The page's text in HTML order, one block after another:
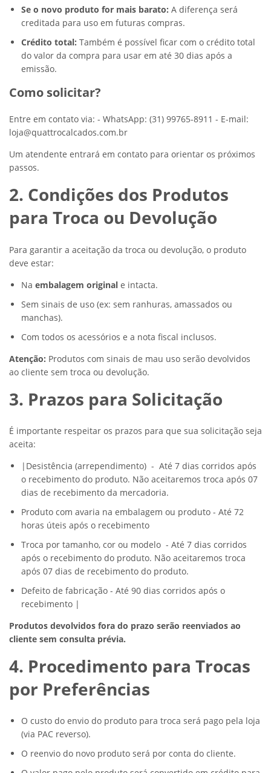
Se o novo produto for mais barato: A diferença será
creditada para uso em futuras compras.
Crédito total: Também é possível ficar com o crédito total
do valor da compra para usar em até 30 dias após a
emissão.
Como solicitar?
Entre em contato via: - WhatsApp: (31) 99765-8911 - E-mail:
loja@quattrocalcados.com.br
Um atendente entrará em contato para orientar os próximos
passos.
2. Condições dos Produtos
para Troca ou Devolução
Para garantir a aceitação da troca ou devolução, o produto
deve estar:
Na embalagem original e intacta.
Sem sinais de uso (ex: sem ranhuras, amassados ou
manchas).
Com todos os acessórios e a nota fiscal inclusos.
Atenção: Produtos com sinais de mau uso serão devolvidos
ao cliente sem troca ou devolução.
3. Prazos para Solicitação
É importante respeitar os prazos para que sua solicitação seja
aceita:
|Desistência (arrependimento) - Até 7 dias corridos após
o recebimento do produto. Não aceitaremos troca após 07
dias de recebimento da mercadoria.
Produto com avaria na embalagem ou produto - Até 72
horas úteis após o recebimento
Troca por tamanho, cor ou modelo - Até 7 dias corridos
após o recebimento do produto. Não aceitaremos troca
após 07 dias de recebimento do produto.
Defeito de fabricação - Até 90 dias corridos após o
recebimento |
Produtos devolvidos fora do prazo serão reenviados ao
cliente sem consulta prévia.
4. Procedimento para Trocas
por Preferências
O custo do envio do produto para troca será pago pela loja
(via PAC reverso).
O reenvio do novo produto será por conta do cliente.